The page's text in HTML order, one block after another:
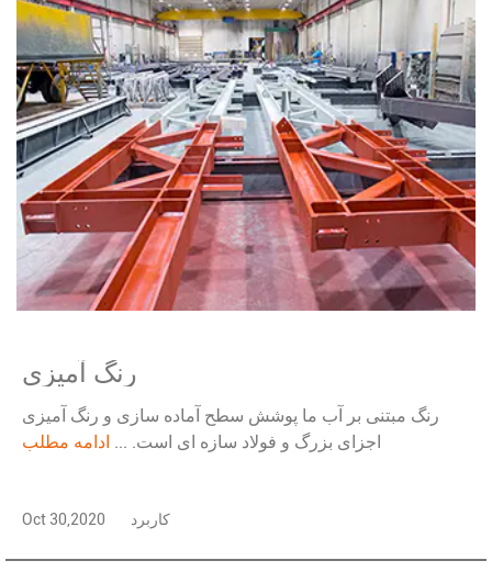
رنگ آمیزی
رنگ مبتنی بر آب ما پوشش سطح آماده سازی و رنگ آمیزی
اجزای بزرگ و فولاد سازه ای است. ... ادامه مطلب
Oct 30,2020 کاربرد